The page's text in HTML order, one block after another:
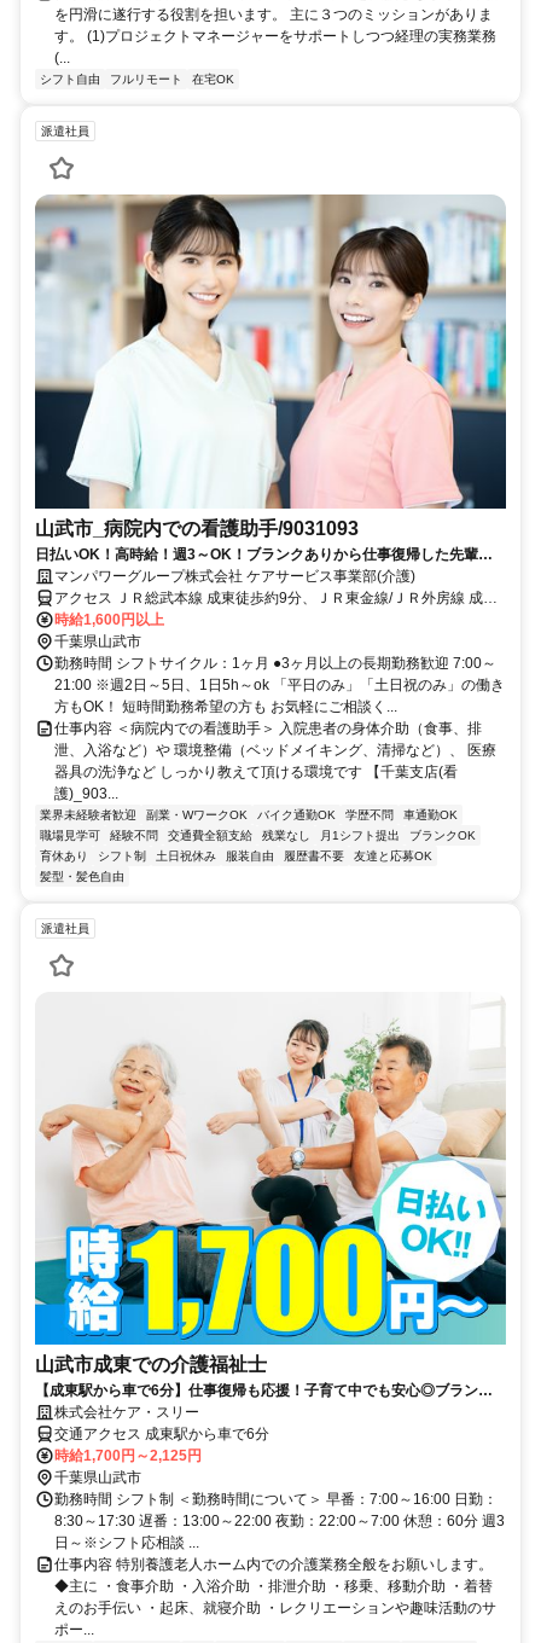
を円滑に遂行する役割を担います。 主に３つのミッションがありま
す。 (1)プロジェクトマネージャーをサポートしつつ経理の実務業務
(...
シフト自由 フルリモート 在宅OK
派遣社員
山武市_病院内での看護助手/9031093
日払いOK！高時給！週3～OK！ブランクありから仕事復帰した先輩や
ミドル世代も多数活躍中♪
マンパワーグループ株式会社 ケアサービス事業部(介護)
アクセス ＪＲ総武本線 成東徒歩約9分、ＪＲ東金線/ＪＲ外房線 成東
徒歩約9分、ＪＲ東金線/ＪＲ外房線 求名出入口2徒歩約42分 車・バイ
ク通勤OK（派遣先による）
時給1,600円以上
千葉県山武市
勤務時間 シフトサイクル：1ヶ月 ●3ヶ月以上の長期勤務歓迎 7:00～
21:00 ※週2日～5日、1日5h～ok 「平日のみ」「土日祝のみ」の働き
方もOK！ 短時間勤務希望の方も お気軽にご相談く...
仕事内容 ＜病院内での看護助手＞ 入院患者の身体介助（食事、排
泄、入浴など）や 環境整備（ベッドメイキング、清掃など）、 医療
器具の洗浄など しっかり教えて頂ける環境です 【千葉支店(看
護)_903...
業界未経験者歓迎 副業・WワークOK バイク通勤OK 学歴不問
車通勤OK
職場見学可
経験不問 交通費全額支給 残業なし 月1シフト提出
ブランクOK
育休あり
シフト制 土日祝休み 服装自由 履歴書不要
友達と応募OK
髪型・髪色自由
派遣社員
山武市成東での介護福祉士
【成東駅から車で6分】仕事復帰も応援！子育て中でも安心◎ブランク
OK！週2～勤務OK！キャンペーン時給1900円！シフト融通◎Wワーク
や時短も相談◎
株式会社ケア・スリー
交通アクセス 成東駅から車で6分
時給1,700円～2,125円
千葉県山武市
勤務時間 シフト制 ＜勤務時間について＞ 早番：7:00～16:00 日勤：
8:30～17:30 遅番：13:00～22:00 夜勤：22:00～7:00 休憩：60分 週3
日～※シフト応相談 ...
仕事内容 特別養護老人ホーム内での介護業務全般をお願いします。
◆主に ・食事介助 ・入浴介助 ・排泄介助 ・移乗、移動介助 ・着替
えのお手伝い ・起床、就寝介助 ・レクリエーションや趣味活動のサ
ポー...